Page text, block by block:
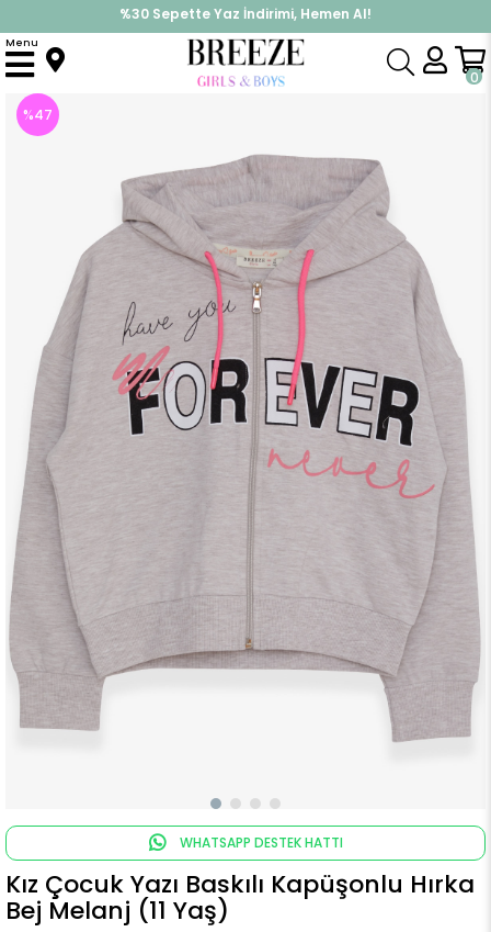
%30 Sepette Yaz İndirimi, Hemen Al!
İndirimlere ek %10 İndirimi Kap, Hemen Üye Ol!
0
Menu
Anasayfa Üst Giyim Hırka
%47
WHATSAPP DESTEK HATTI
Kız Çocuk Yazı Baskılı Kapüşonlu Hırka
Bej Melanj (11 Yaş)